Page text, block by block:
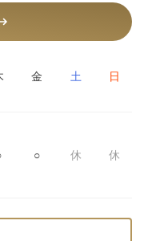
金 土 日
○ 休 休